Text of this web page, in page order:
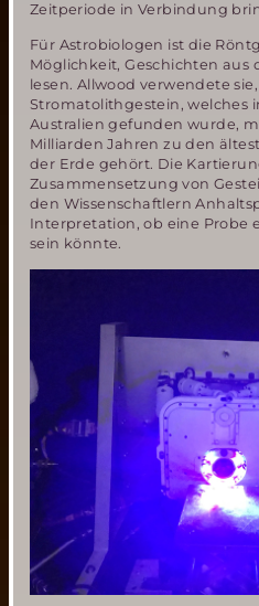
Zeitperiode in Verbindung
Für Astrobiologen ist die
Möglichkeit, Geschichten aus
lesen. Allwood verwendete
Stromatolithgestein, welches
Australien gefunden wurde,
Milliarden Jahren zu den
der Erde gehört. Die
Zusammensetzung von
den Wissenschaftlern
Interpretation, ob eine Probe
sein könnte.